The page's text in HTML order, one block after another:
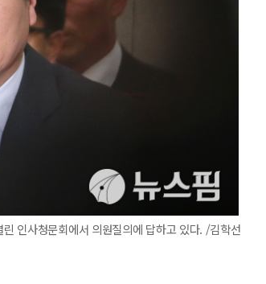
인사청문회에서 의원질의에 답하고 있다. /김학선